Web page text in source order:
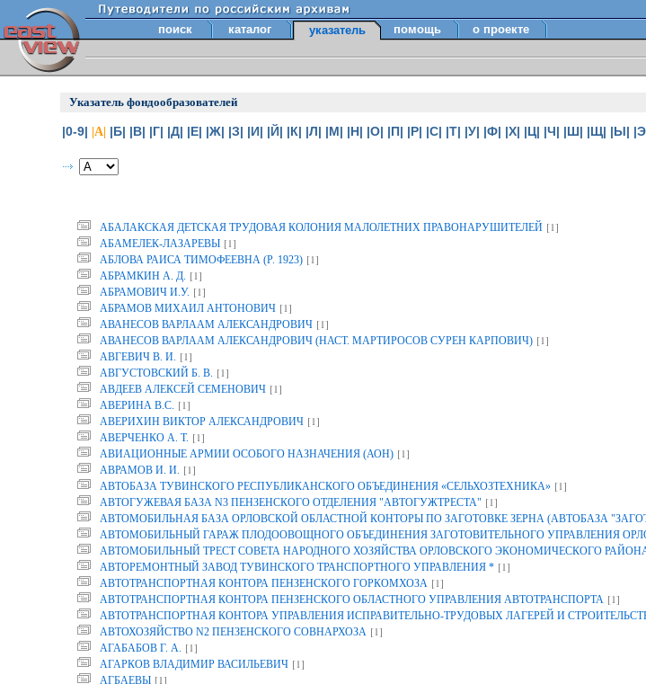
поиск каталог указатель помощь о проекте
Указатель фондообразователей
|0-9| |А| |Б| |В| |Г| |Д| |Е| |Ж| |З| |И| |Й| |К| |Л| |М| |Н| |О| |П| |Р| |С| |Т| |У| |Ф| |Х| |Ц| |Ч| |Ш| |Щ| |Ы|
АБАЛАКСКАЯ ДЕТСКАЯ ТРУДОВАЯ КОЛОНИЯ МАЛОЛЕТНИХ ПРАВОНАРУШИТЕЛЕЙ [1]
АБАМЕЛЕК-ЛАЗАРЕВЫ [1]
АБЛОВА РАИСА ТИМОФЕЕВНА (Р. 1923) [1]
АБРАМКИН А. Д. [1]
АБРАМОВИЧ И.У. [1]
АБРАМОВ МИХАИЛ АНТОНОВИЧ [1]
АВАНЕСОВ ВАРЛААМ АЛЕКСАНДРОВИЧ [1]
АВАНЕСОВ ВАРЛААМ АЛЕКСАНДРОВИЧ (НАСТ. МАРТИРОСОВ СУРЕН КАРПОВИЧ) [1]
АВГЕВИЧ В. И. [1]
АВГУСТОВСКИЙ Б. В. [1]
АВДЕЕВ АЛЕКСЕЙ СЕМЕНОВИЧ [1]
АВЕРИНА B.C. [1]
АВЕРИХИН ВИКТОР АЛЕКСАНДРОВИЧ [1]
АВЕРЧЕНКО А. Т. [1]
АВИАЦИОННЫЕ АРМИИ ОСОБОГО НАЗНАЧЕНИЯ (АОН) [1]
АВРАМОВ И. И. [1]
АВТОБАЗА ТУВИНСКОГО РЕСПУБЛИКАНСКОГО ОБЪЕДИНЕНИЯ «СЕЛЬХОЗТЕХНИКА» [1]
АВТОГУЖЕВАЯ БАЗА N3 ПЕНЗЕНСКОГО ОТДЕЛЕНИЯ "АВТОГУЖТРЕСТА" [1]
АВТОМОБИЛЬНАЯ БАЗА ОРЛОВСКОЙ ОБЛАСТНОЙ КОНТОРЫ ПО ЗАГОТОВКЕ ЗЕРНА (АВТОБАЗА
АВТОМОБИЛЬНЫЙ ГАРАЖ ПЛОДООВОЩНОГО ОБЪЕДИНЕНИЯ ЗАГОТОВИТЕЛЬНОГО УПРАВЛЕНИЯ
АВТОМОБИЛЬНЫЙ ТРЕСТ СОВЕТА НАРОДНОГО ХОЗЯЙСТВА ОРЛОВСКОГО ЭКОНОМИЧЕСКОГО
АВТОРЕМОНТНЫЙ ЗАВОД ТУВИНСКОГО ТРАНСПОРТНОГО УПРАВЛЕНИЯ * [1]
АВТОТРАНСПОРТНАЯ КОНТОРА ПЕНЗЕНСКОГО ГОРКОМХОЗА [1]
АВТОТРАНСПОРТНАЯ КОНТОРА ПЕНЗЕНСКОГО ОБЛАСТНОГО УПРАВЛЕНИЯ АВТОТРАНСПОРТА [1]
АВТОТРАНСПОРТНАЯ КОНТОРА УПРАВЛЕНИЯ ИСПРАВИТЕЛЬНО-ТРУДОВЫХ ЛАГЕРЕЙ И
АВТОХОЗЯЙСТВО N2 ПЕНЗЕНСКОГО СОВНАРХОЗА [1]
АГАБАБОВ Г. А. [1]
АГАРКОВ ВЛАДИМИР ВАСИЛЬЕВИЧ [1]
АГБАЕВЫ [1]